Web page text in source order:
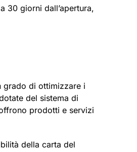
30 giorni dall’apertura,
grado di ottimizzare i
del sistema di
prodotti e servizi
della carta del